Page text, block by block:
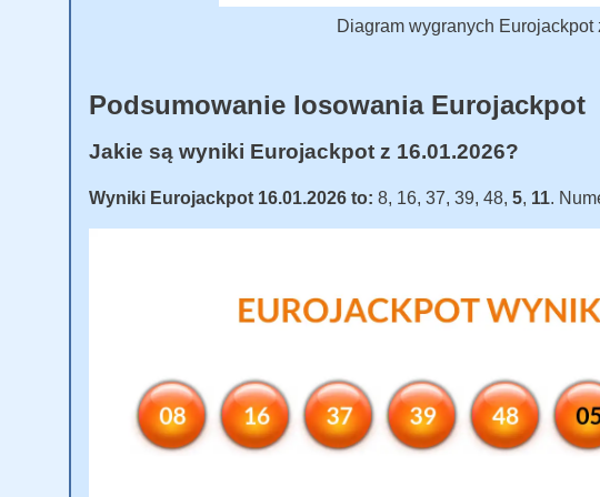
Diagram wygranych Eurojackpot
Podsumowanie losowania Eurojackpot
Jakie są wyniki Eurojackpot z 16.01.2026?
Wyniki Eurojackpot 16.01.2026 to: 8, 16, 37, 39, 48, 5, 11.